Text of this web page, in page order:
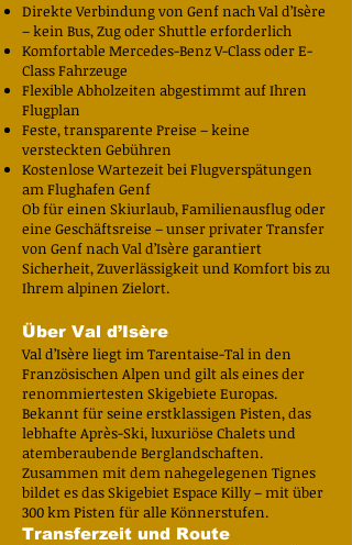
Direkte Verbindung von Genf nach Val d’Isère
– kein Bus, Zug oder Shuttle erforderlich
Komfortable Mercedes-Benz V-Class oder E-
Class Fahrzeuge
Flexible Abholzeiten abgestimmt auf Ihren
Flugplan
Feste, transparente Preise – keine
versteckten Gebühren
Kostenlose Wartezeit bei Flugverspätungen
am Flughafen Genf
Ob für einen Skiurlaub, Familienausflug oder
eine Geschäftsreise – unser privater Transfer
von Genf nach Val d’Isère garantiert
Sicherheit, Zuverlässigkeit und Komfort bis zu
Ihrem alpinen Zielort.
Über Val d’Isère
Val d’Isère liegt im Tarentaise-Tal in den
Französischen Alpen und gilt als eines der
renommiertesten Skigebiete Europas.
Bekannt für seine erstklassigen Pisten, das
lebhafte Après-Ski, luxuriöse Chalets und
atemberaubende Berglandschaften.
Zusammen mit dem nahegelegenen Tignes
bildet es das Skigebiet Espace Killy – mit über
300 km Pisten für alle Könnerstufen.
Transferzeit und Route